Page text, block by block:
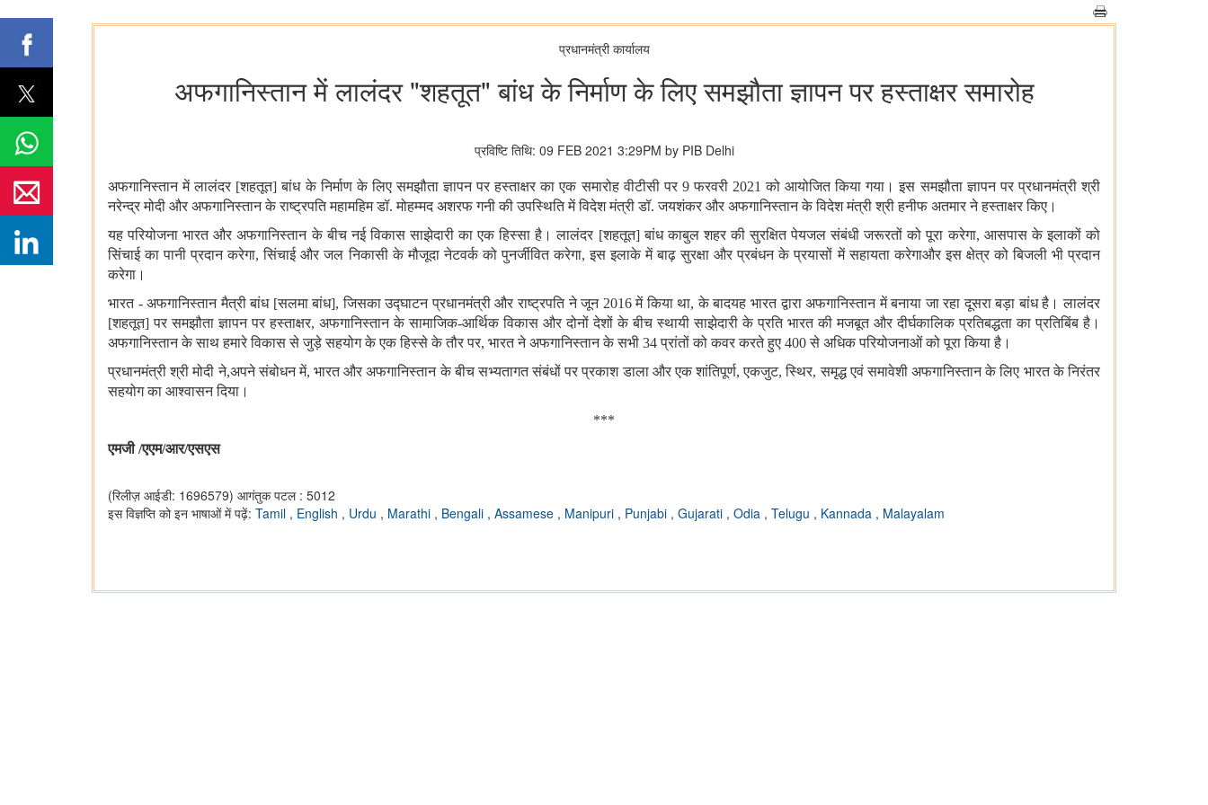
प्रधानमंत्री कार्यालय
अफगानिस्तान में लालंदर "शहतूत" बांध के निर्माण के लिए समझौता ज्ञापन पर हस्ताक्षर समारोह
प्रविष्टि तिथि: 09 FEB 2021 3:29PM by PIB Delhi
अफगानिस्तान में लालंदर [शहतूत] बांध के निर्माण के लिए समझौता ज्ञापन पर हस्ताक्षर का एक समारोह वीटीसी पर 9 फरवरी 2021 को आयोजित किया गया। इस समझौता ज्ञापन पर प्रधानमंत्री श्री
नरेन्द्र मोदी और अफगानिस्तान के राष्ट्रपति महामहिम डॉ. मोहम्मद अशरफ गनी की उपस्थिति में विदेश मंत्री डॉ. जयशंकर और अफगानिस्तान के विदेश मंत्री श्री हनीफ अतमार ने हस्ताक्षर किए।
यह परियोजना भारत और अफगानिस्तान के बीच नई विकास साझेदारी का एक हिस्सा है। लालंदर [शहतूत] बांध काबुल शहर की सुरक्षित पेयजल संबंधी जरूरतों को पूरा करेगा, आसपास के इलाकों को
सिंचाई का पानी प्रदान करेगा, सिंचाई और जल निकासी के मौजूदा नेटवर्क को पुनर्जीवित करेगा, इस इलाके में बाढ़ सुरक्षा और प्रबंधन के प्रयासों में सहायता करेगाऔर इस क्षेत्र को बिजली भी प्रदान
करेगा।
भारत - अफगानिस्तान मैत्री बांध [सलमा बांध], जिसका उद्घाटन प्रधानमंत्री और राष्ट्रपति ने जून 2016 में किया था, के बादयह भारत द्वारा अफगानिस्तान में बनाया जा रहा दूसरा बड़ा बांध है। लालंदर
[शहतूत] पर समझौता ज्ञापन पर हस्ताक्षर, अफगानिस्तान के सामाजिक-आर्थिक विकास और दोनों देशों के बीच स्थायी साझेदारी के प्रति भारत की मजबूत और दीर्घकालिक प्रतिबद्धता का प्रतिबिंब है।
अफगानिस्तान के साथ हमारे विकास से जुड़े सहयोग के एक हिस्से के तौर पर, भारत ने अफगानिस्तान के सभी 34 प्रांतों को कवर करते हुए 400 से अधिक परियोजनाओं को पूरा किया है।
प्रधानमंत्री श्री मोदी ने,अपने संबोधन में, भारत और अफगानिस्तान के बीच सभ्यतागत संबंधों पर प्रकाश डाला और एक शांतिपूर्ण, एकजुट, स्थिर, समृद्ध एवं समावेशी अफगानिस्तान के लिए भारत के निरंतर
सहयोग का आश्वासन दिया।
***
एमजी/एएम/आर/एसएस
(रिलीज़ आईडी: 1696579) आगंतुक पटल : 5012
इस विज्ञप्ति को इन भाषाओं में पढ़ें: Tamil , English , Urdu , Marathi , Bengali , Assamese , Manipuri , Punjabi , Gujarati , Odia , Telugu , Kannada , Malayalam